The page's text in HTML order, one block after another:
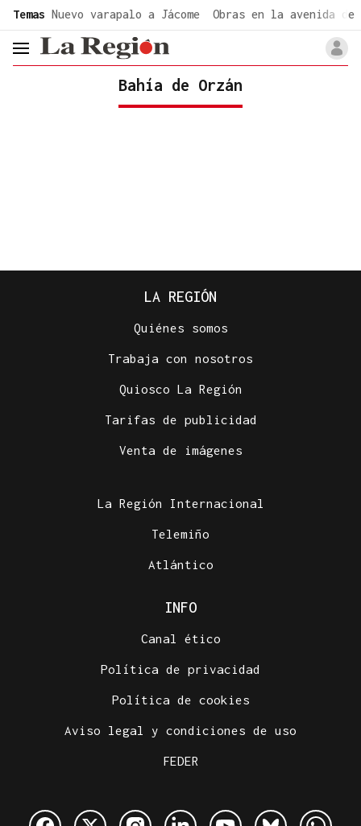
Temas Nuevo varapalo a Jácome Obras en la avenida de
header.menu.open
Bahía de Orzán
LA REGIÓN
Quiénes somos
Trabaja con nosotros
Quiosco La Región
Tarifas de publicidad
Venta de imágenes
La Región Internacional
Telemiño
Atlántico
INFO
Canal ético
Política de privacidad
Política de cookies
Aviso legal y condiciones de uso
FEDER